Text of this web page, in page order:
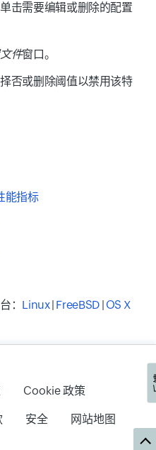
击需要编辑或删除的配置
件窗口。
否或删除阈值以禁用该特
能指标
： Linux| FreeBSD| OS X
Cookie 政策
安全 网站地图